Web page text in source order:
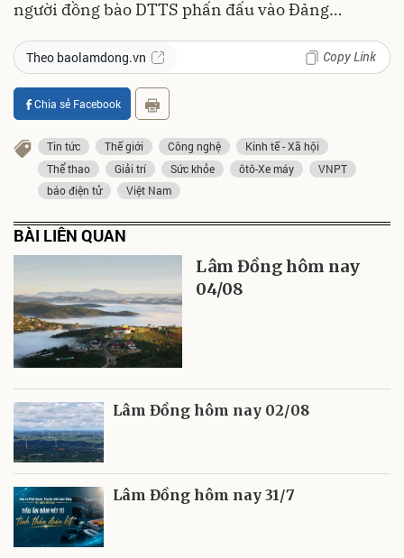
người đồng bào DTTS phấn đấu vào Đảng…
Theo baolamdong.vn Copy Link
Chia sẻ Facebook
Tin tức Thế giới Công nghệ
Kinh tế - Xã hội
Thể thao
Giải trí Sức khỏe ôtô-Xe máy
VNPT
báo điện tử
Việt Nam
BÀI LIÊN QUAN
Lâm Đồng hôm nay
04/08
Lâm Đồng hôm nay 02/08
Lâm Đồng hôm nay 31/7